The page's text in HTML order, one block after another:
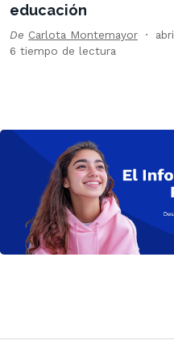
educación
De Carlota Montemayor
6 tiempo de lectura